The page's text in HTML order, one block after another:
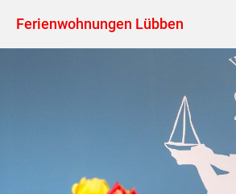
Inhalt
springen
Ferienwohnungen Lübben